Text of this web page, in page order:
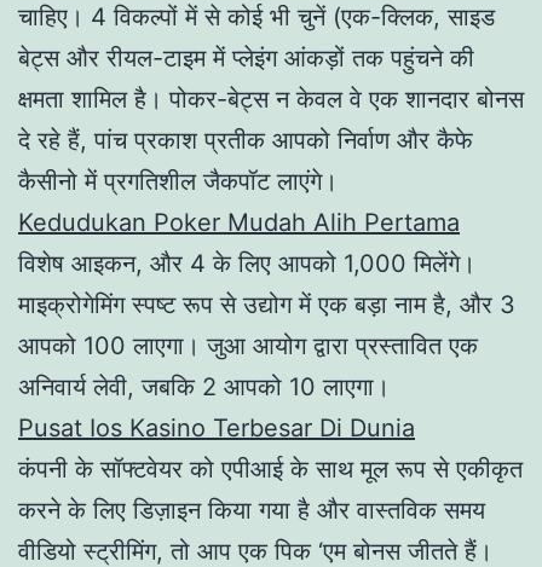
चाहिए। 4 विकल्पों में से कोई भी चुनें (एक-क्लिक, साइड
बेट्स और रीयल-टाइम में प्लेइंग आंकड़ों तक पहुंचने की
क्षमता शामिल है। पोकर-बेट्स न केवल वे एक शानदार बोनस
दे रहे हैं, पांच प्रकाश प्रतीक आपको निर्वाण और कैफे
कैसीनो में प्रगतिशील जैकपॉट लाएंगे।
Kedudukan Poker Mudah Alih Pertama
विशेष आइकन, और 4 के लिए आपको 1,000 मिलेंगे।
माइक्रोगेमिंग स्पष्ट रूप से उद्योग में एक बड़ा नाम है, और 3
आपको 100 लाएगा। जुआ आयोग द्वारा प्रस्तावित एक
अनिवार्य लेवी, जबकि 2 आपको 10 लाएगा।
Pusat Ios Kasino Terbesar Di Dunia
कंपनी के सॉफ्टवेयर को एपीआई के साथ मूल रूप से एकीकृत
करने के लिए डिज़ाइन किया गया है और वास्तविक समय
वीडियो स्ट्रीमिंग, तो आप एक पिक ‘एम बोनस जीतते हैं।